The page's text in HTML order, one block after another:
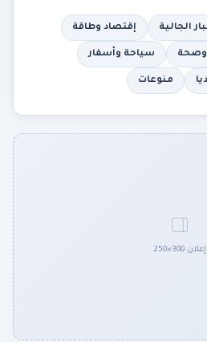
الجالية إقتصاد وطاقة
وصحة سياحة وأسفار
منوعات
إعلان 300×250